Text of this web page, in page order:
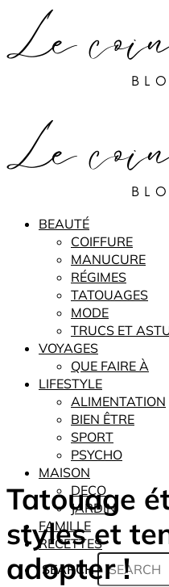
BEAUTÉ
COIFFURE
MANUCURE
RÉGIMES
TATOUAGES
MODE
TRUCS ET
VOYAGES
QUE FAIRE À
LIFESTYLE
ALIMENTATION
BIEN ÊTRE
SPORT
PSYCHO
MAISON
DECO
JARDIN
FAMILLE
RECETTES
SEARCH
Tatouage
styles et
adopter !